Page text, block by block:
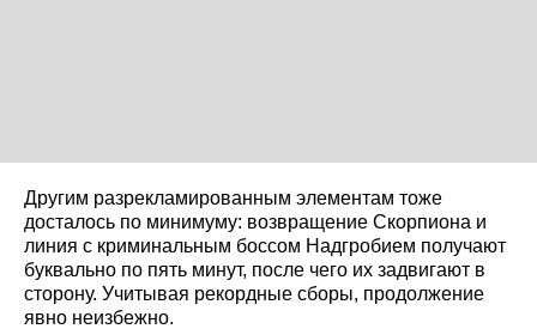
Другим разрекламированным элементам тоже
досталось по минимуму: возвращение Скорпиона и
линия с криминальным боссом Надгробием получают
буквально по пять минут, после чего их задвигают в
сторону. Учитывая рекордные сборы, продолжение
явно неизбежно.